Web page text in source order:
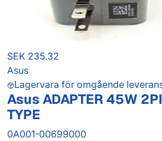
SEK 235.32
Asus
Lagervara för omgående
Asus ADAPTER 45W
TYPE
0A001-00699000